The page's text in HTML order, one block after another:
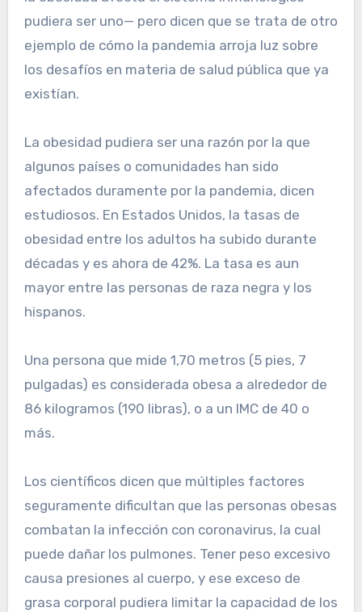
pudiera ser uno— pero dicen que se trata de otro
ejemplo de cómo la pandemia arroja luz sobre
los desafíos en materia de salud pública que ya
existían.
La obesidad pudiera ser una razón por la que
algunos países o comunidades han sido
afectados duramente por la pandemia, dicen
estudiosos. En Estados Unidos, la tasas de
obesidad entre los adultos ha subido durante
décadas y es ahora de 42%. La tasa es aun
mayor entre las personas de raza negra y los
hispanos.
Una persona que mide 1,70 metros (5 pies, 7
pulgadas) es considerada obesa a alrededor de
86 kilogramos (190 libras), o a un IMC de 40 o
más.
Los científicos dicen que múltiples factores
seguramente dificultan que las personas obesas
combatan la infección con coronavirus, la cual
puede dañar los pulmones. Tener peso excesivo
causa presiones al cuerpo, y ese exceso de
grasa corporal pudiera limitar la capacidad de los